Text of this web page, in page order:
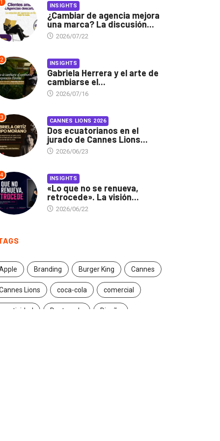
1 INSIGHTS
¿Cambiar de agencia mejora
una marca? La discusión...
2026/07/22
2 INSIGHTS
Gabriela Herrera y el arte de
cambiarse el...
2026/07/16
3 CANNES LIONS 2026
Dos ecuatorianos en el
jurado de Cannes Lions...
2026/06/23
4 INSIGHTS
«Lo que no se renueva,
retrocede». La visión...
2026/06/22
Branding Burger King Cannes
Lions coca-cola comercial
creatividad Destacado Diseño